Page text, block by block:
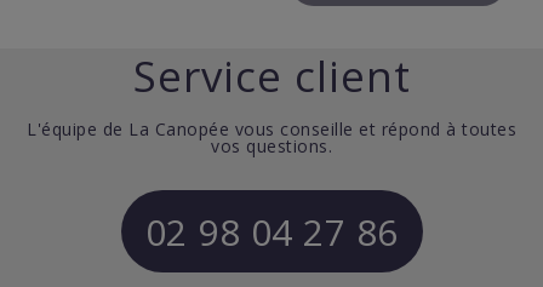
Service client
L'équipe de La Canopée vous conseille et répond à toutes
vos questions.
02 98 04 27 86